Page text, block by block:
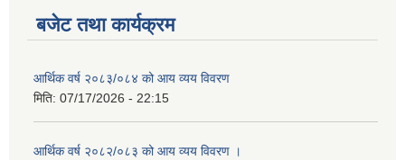
बजेट तथा कार्यक्रम
आर्थिक वर्ष २०८३/०८४ को आय व्यय विवरण
मिति: 07/17/2026 - 22:15
आर्थिक वर्ष २०८२/०८३ को आय व्यय विवरण ।